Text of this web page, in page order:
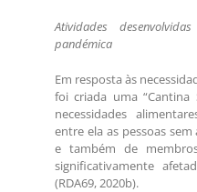
Atividades
pandémica
Em resposta às
foi criada uma “Cantina
necessidades
entre ela as pessoas
e também de
significativamente
(RDA69, 2020b).